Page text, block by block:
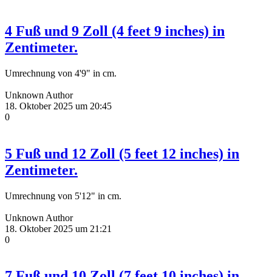
4 Fuß und 9 Zoll (4 feet 9 inches) in
Zentimeter.
Umrechnung von 4'9" in cm.
Unknown Author
18. Oktober 2025 um 20:45
0
5 Fuß und 12 Zoll (5 feet 12 inches) in
Zentimeter.
Umrechnung von 5'12" in cm.
Unknown Author
18. Oktober 2025 um 21:21
0